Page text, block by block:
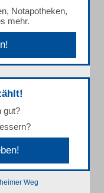
Notapotheken,
mehr.
gut?
Weg